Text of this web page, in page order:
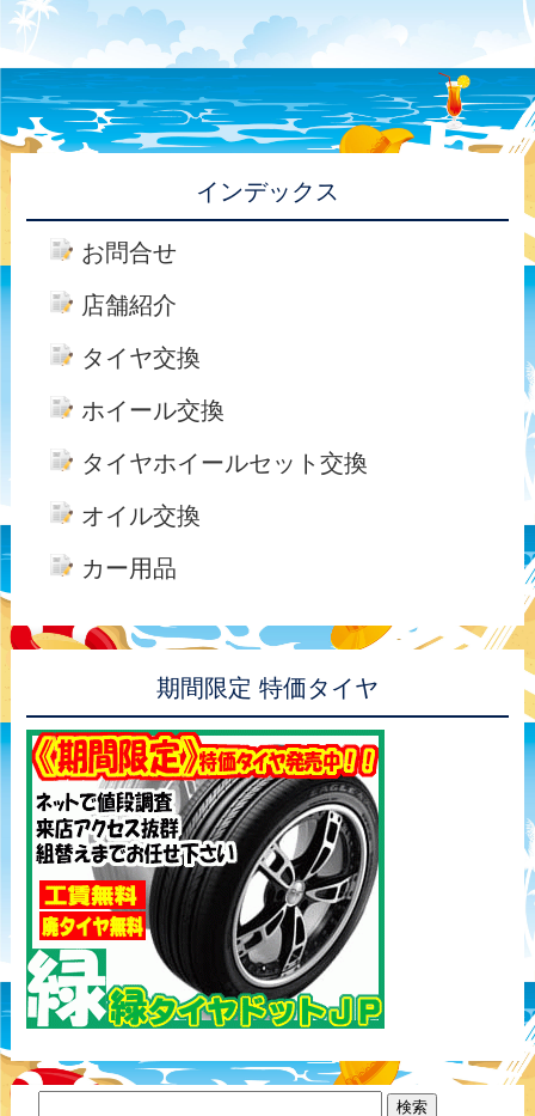
インデックス
お問合せ
店舗紹介
タイヤ交換
ホイール交換
タイヤホイールセット交換
オイル交換
カー用品
期間限定 特価タイヤ